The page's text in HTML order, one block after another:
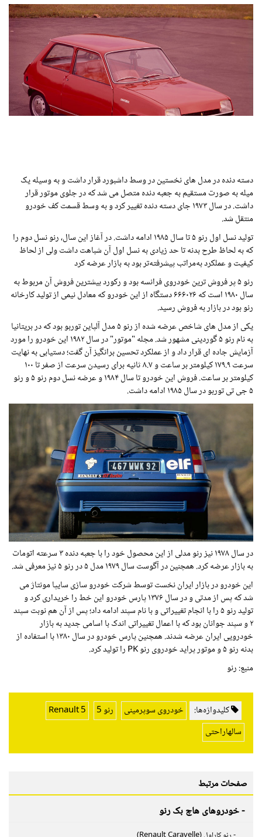
دسته دنده در مدل های نخستین در وسط داشبورد قرار داشت و به وسیله یک
میله به صورت مستقیم به جعبه دنده متصل می شد که در جلوی موتور قرار
داشت. در سال ۱۹۷۳ جای دسته دنده تغییر کرد و به وسط قسمت کف خودرو
منتقل شد.
تولید نسل اول رنو ۵ تا سال ۱۹۸۵ ادامه داشت. در آغاز این سال، رنو نسل دوم را
که به لحاظ طرح بدنه تا حد زیادی به نسل اول آن شباهت داشت ولی از لحاظ
کیفیت و عملکرد به‌مراتب پیشرفته‌تر بود به بازار عرضه کرد
رنو ۵ پر فروش ترین خودروی فرانسه بود و رکورد بیشترین فروش آن مربوط به
سال ۱۹۸۰ است که ۶۶۶۰۲۶ دستگاه از این خودرو که معادل نیمی از تولید کارخانه
رنو بود در بازار به فروش رسید.
یکی از مدل های شاخص عرضه شده از رنو ۵ مدل آلپاین توربو بود که در بریتانیا
به نام رنو ۵ گوردینی مشهور شد. مجله "موتور" در سال ۱۹۸۲ این خودرو را مورد
آزمایش جاده ای قرار داد و از عملکرد تحسین برانگیز آن گفت؛ دستیابی به نهایت
سرعت ۱۷۹.۹ کیلومتر بر ساعت و ۸.۷ ثانیه برای رسیدن سرعت از صفر تا ۱۰۰
کیلومتر بر ساعت. فروش این خودرو تا سال ۱۹۸۴ و عرضه نسل دوم رنو ۵ و رنو
۵ جی تی توربو در سال ۱۹۸۵ ادامه داشت.
در سال ۱۹۷۸ نیز رنو مدلی از این محصول خود را با جعبه دنده ۳ سرعته اتومات
به بازار عرضه کرد. همچنین در آگوست سال ۱۹۷۹ مدل ۵ در رنو ۵ نیز معرفی شد.
این خودرو در بازار ایران نخست توسط شرکت خودرو سازی سایپا مونتاژ می
شد که پس از مدتی و در سال ۱۳۷۶ پارس خودرو این خط را خریداری کرد و
تولید رنو ۵ را با انجام تغییراتی و با نام سپند ادامه داد؛ پس از آن هم نوبت سپند
۲ و سپند جوانان بود که با اعمال تغییراتی اندک با اسامی جدید به بازار
خودرویی ایران عرضه شدند. همچنین پارس خودرو در سال ۱۳۸۰ با استفاده از
بدنه رنو ۵ و موتور پراید خودروی رنو PK را تولید کرد.
منبع: رنو
کلیدواژه‌ها: خودروی سوپرمینی رنو 5
Renault 5
سالهاراحتی
صفحات مرتبط
- خودروهای هاچ بک رنو